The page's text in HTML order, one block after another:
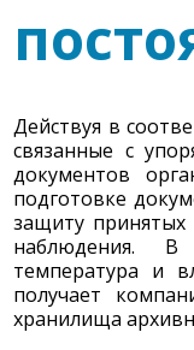
Действуя в
связанные с
документов
подготовке
защиту принятых
наблюдения. В
температура и
получает
хранилища